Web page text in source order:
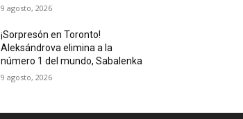
9 agosto, 2026
¡Sorpresón en Toronto!
Aleksándrova elimina a la
número 1 del mundo, Sabalenka
9 agosto, 2026